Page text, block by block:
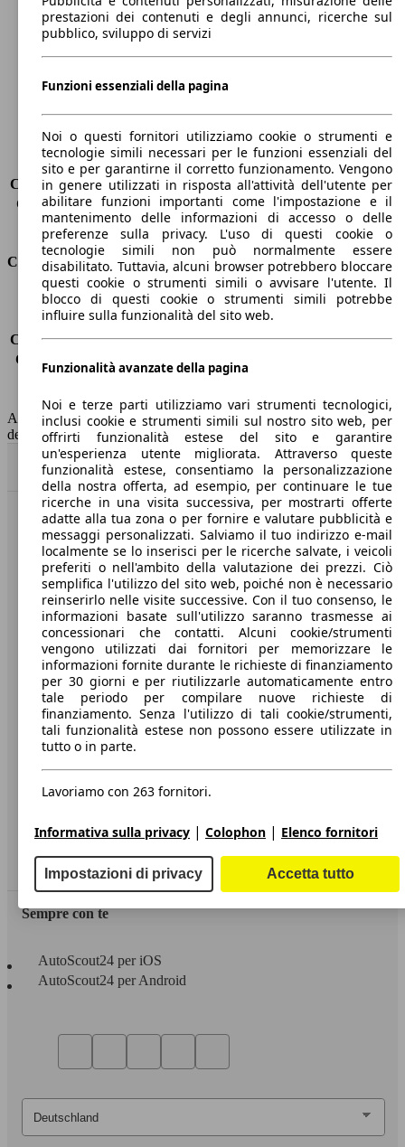
Lunghezza
4400 mm
Altezza
1630 mm
Larghezza
Peso massimo
2139 kg
Sedili
5
Carico sul tetto
-
Capacità di traino (senza freni) -
Capacità di traino (con freni)
2100 kg
Volume del bagagliaio
521 - 1810 l
Consumi
Emissioni di CO2*
123 g/km (komb.)
Consumo (urbano)
5.6 l/100km
Consumo (extra-urbano) 4.2 l/100km
Consumo (combinato)*
4.7 l/100km
Capacità del serbatoio
55 l
AutoScout24 non si assume alcuna responsabilità per la correttezza
dei dati.
Torna su
Benvenuti su AutoScout24, il mercato auto europeo.
Società
A proposito di AutoScout24
Stampa
Media
Condizioni generali
Informazioni
Privacy
Dichiarazione di Accessibilità
Servizi
Area rivenditori
Sempre con te
AutoScout24 per iOS
AutoScout24 per Android
prestazioni dei contenuti e degli annunci, ricerche sul
pubblico, sviluppo di servizi
Funzioni essenziali della pagina
Noi o questi fornitori utilizziamo cookie o strumenti e
tecnologie simili necessari per le funzioni essenziali del
sito e per garantirne il corretto funzionamento. Vengono
in genere utilizzati in risposta all'attività dell'utente per
abilitare funzioni importanti come l'impostazione e il
mantenimento delle informazioni di accesso o delle
preferenze sulla privacy. L'uso di questi cookie o
tecnologie simili non può normalmente essere
disabilitato. Tuttavia, alcuni browser potrebbero bloccare
questi cookie o strumenti simili o avvisare l'utente. Il
blocco di questi cookie o strumenti simili potrebbe
influire sulla funzionalità del sito web.
Funzionalità avanzate della pagina
Noi e terze parti utilizziamo vari strumenti tecnologici,
inclusi cookie e strumenti simili sul nostro sito web, per
offrirti funzionalità estese del sito e garantire
un'esperienza utente migliorata. Attraverso queste
funzionalità estese, consentiamo la personalizzazione
della nostra offerta, ad esempio, per continuare le tue
ricerche in una visita successiva, per mostrarti offerte
adatte alla tua zona o per fornire e valutare pubblicità e
messaggi personalizzati. Salviamo il tuo indirizzo e-mail
localmente se lo inserisci per le ricerche salvate, i veicoli
preferiti o nell'ambito della valutazione dei prezzi. Ciò
semplifica l'utilizzo del sito web, poiché non è necessario
reinserirlo nelle visite successive. Con il tuo consenso, le
informazioni basate sull'utilizzo saranno trasmesse ai
concessionari che contatti. Alcuni cookie/strumenti
vengono utilizzati dai fornitori per memorizzare le
informazioni fornite durante le richieste di finanziamento
per 30 giorni e per riutilizzarle automaticamente entro
tale periodo per compilare nuove richieste di
finanziamento. Senza l'utilizzo di tali cookie/strumenti,
tali funzionalità estese non possono essere utilizzate in
tutto o in parte.
Lavoriamo con 263 fornitori.
Informativa sulla privacy | Colophon | Elenco fornitori
Impostazioni di privacy Accetta tutto